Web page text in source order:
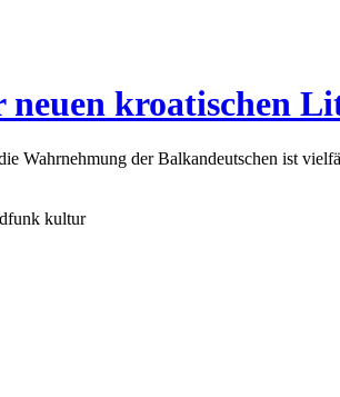
neuen kroatischen
Wahrnehmung der Balkandeutschen ist
kultur